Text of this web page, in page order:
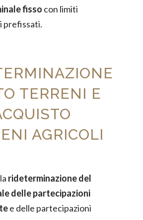
fisso con limiti
prefissati.
TERRENI E
AGRICOLI
rideterminazione del
delle partecipazioni
e delle partecipazioni